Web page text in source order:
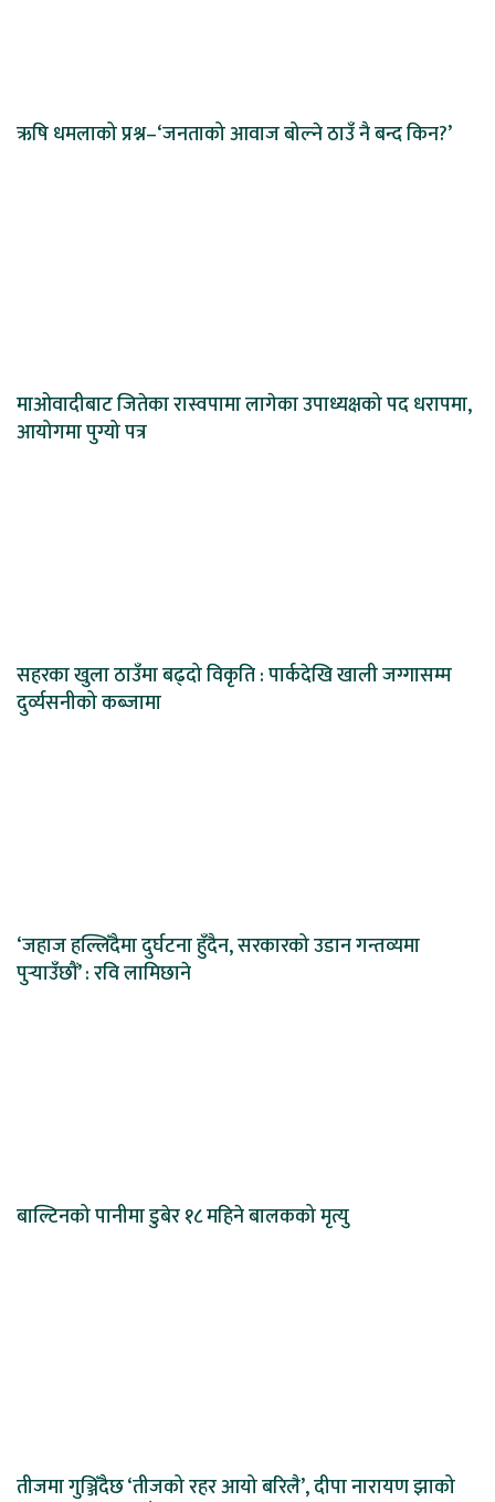
ऋषि धमलाको प्रश्न–‘जनताको आवाज बोल्ने ठाउँ नै बन्द किन?’
माओवादीबाट जितेका रास्वपामा लागेका उपाध्यक्षको पद धरापमा,
आयोगमा पुग्यो पत्र
सहरका खुला ठाउँमा बढ्दो विकृति : पार्कदेखि खाली जग्गासम्म
दुर्व्यसनीको कब्जामा
‘जहाज हल्लिँदैमा दुर्घटना हुँदैन, सरकारको उडान गन्तव्यमा
पुर्‍याउँछौं’ : रवि लामिछाने
बाल्टिनको पानीमा डुबेर १८ महिने बालकको मृत्यु
तीजमा गुञ्जिँदैछ ‘तीजको रहर आयो बरिलै’, दीपा नारायण झाको